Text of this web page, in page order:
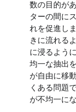
数の目的が
ターの間に
れを促進し
きに流れる
に浸るよう
均一な抽出
が自由に移
くある問題
が不均一に